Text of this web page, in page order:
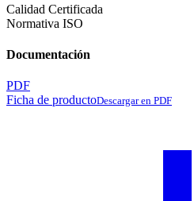
Calidad Certificada
Normativa ISO
Documentación
PDF
Ficha de productoDescargar en PDF